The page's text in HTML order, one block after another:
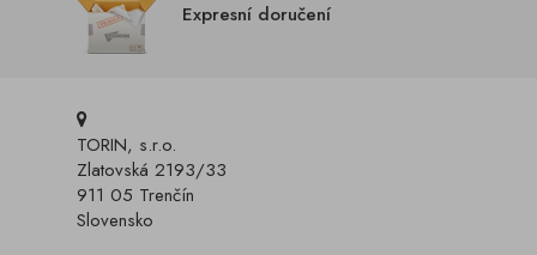
Expresní doručení
TORIN, s.r.o.
Zlatovská 2193/33
911 05 Trenčín
Slovensko